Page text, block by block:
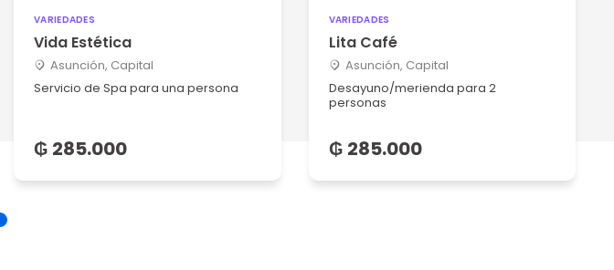
VARIEDADES
Vida Estética
Asunción, Capital
Servicio de Spa para una persona
₲ 285.000
VARIEDADES
Lita Café
Asunción, Capital
Desayuno/merienda para 2
personas
₲ 285.000